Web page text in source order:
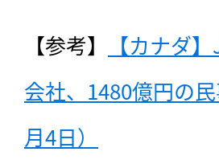
【参考】
【カナダ
会社、1480億円の
月4日）